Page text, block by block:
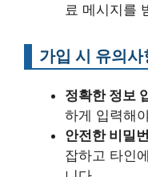
료 메시지를
가입 시 유의사
정확한 정보
하게 입력해
안전한 비밀
잡하고 타인